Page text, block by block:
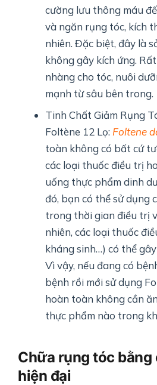
cường lưu thông máu
và ngăn rụng tóc, kích
nhiên. Đặc biệt, đây là
không gây kích ứng.
nhàng cho tóc, nuôi
mạnh từ sâu bên trong.
Tinh Chất Giảm Rụng
Foltène 12 Lọ: Foltene
toàn không có bất cứ
các loại thuốc điều trị
uống thực phẩm dinh
đó, bạn có thể sử dụng
trong thời gian điều trị
nhiên, các loại thuốc
kháng sinh…) có thể
Vì vậy, nếu đang có
bệnh rồi mới sử dụng
hoàn toàn không cần
thực phẩm nào trong
Chữa rụng tóc bằng
hiện đại